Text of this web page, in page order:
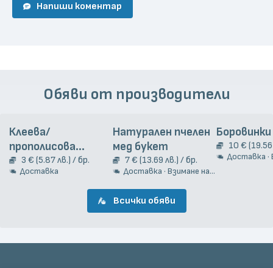
Напиши коментар
Обяви от производители
Клеева/
прополисова
тинктура, 20 мл
3 € (5.87 лв.) / бр.
Доставка
Натурален пчелен
мед букет
7 € (13.69 лв.) / бр.
Доставка · Взимане на място
Боровинки
10 €
Доставка ·
Всички обяви